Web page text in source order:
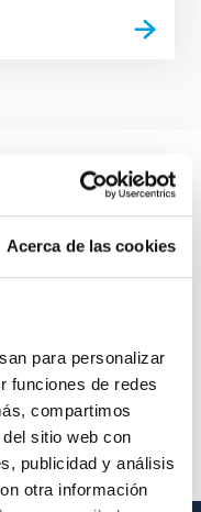
Acerca de las cookies
para personalizar
funciones de redes
compartimos
sitio web con
publicidad y análisis
otra información